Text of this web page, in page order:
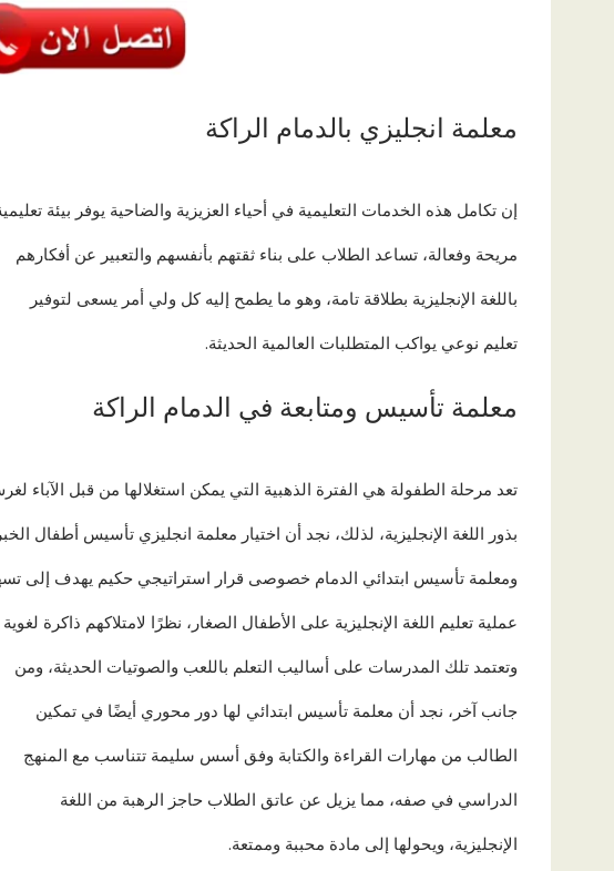
معلمة انجليزي بالدمام الراكة
إن تكامل هذه الخدمات التعليمية في أحياء العزيزية والضاحية يوفر بيئة
مريحة وفعالة، تساعد الطلاب على بناء ثقتهم بأنفسهم والتعبير عن أفكارهم
باللغة الإنجليزية بطلاقة تامة، وهو ما يطمح إليه كل ولي أمر يسعى لتوفير
تعليم نوعي يواكب المتطلبات العالمية الحديثة.
معلمة تأسيس ومتابعة في الدمام الراكة
تعد مرحلة الطفولة هي الفترة الذهبية التي يمكن استغلالها من قبل الآباء
بذور اللغة الإنجليزية، لذلك، نجد أن اختيار معلمة انجليزي تأسيس أطفال الخبر
ومعلمة تأسيس ابتدائي الدمام خصوصى قرار استراتيجي حكيم يهدف إلى
عملية تعليم اللغة الإنجليزية على الأطفال الصغار، نظرًا لامتلاكهم ذاكرة
وتعتمد تلك المدرسات على أساليب التعلم باللعب والصوتيات الحديثة، ومن
جانب آخر، نجد أن معلمة تأسيس ابتدائي لها دور محوري أيضًا في تمكين
الطالب من مهارات القراءة والكتابة وفق أسس سليمة تتناسب مع المنهج
الدراسي في صفه، مما يزيل عن عاتق الطلاب حاجز الرهبة من اللغة
الإنجليزية، ويحولها إلى مادة محببة وممتعة.